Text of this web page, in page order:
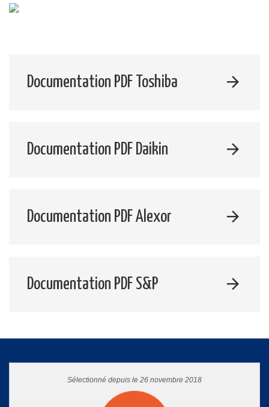
Documentation PDF Toshiba
Documentation PDF Daikin
Documentation PDF Alexor
Documentation PDF S&P
Sélectionné depuis le 26 novembre 2018